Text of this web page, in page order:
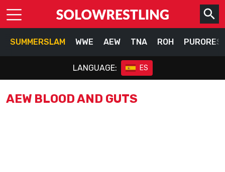
SUMMERSLAM WWE AEW TNA ROH
LANGUAGE: ES
AEW BLOOD AND GUTS